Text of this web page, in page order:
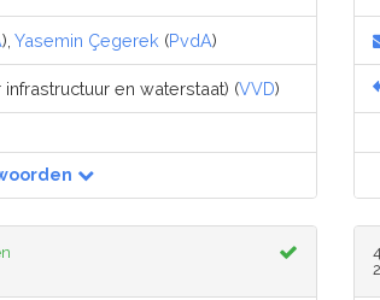
), Yasemin Çegerek (PvdA)
infrastructuur en waterstaat) (VVD)